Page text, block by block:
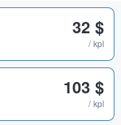
32 $
/ kpl
103 $
/ kpl